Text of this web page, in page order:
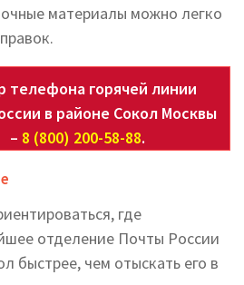
материалы можно легко
телефона горячей линии
в районе Сокол Москвы
– 8 (800) 200-58-88.
где
отделение Почты России
быстрее, чем отыскать его в